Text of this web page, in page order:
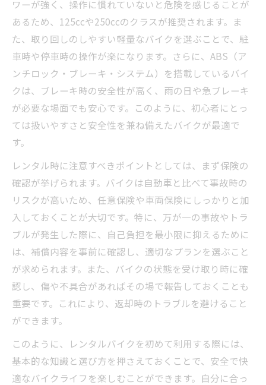
ワーが強く、操作に慣れていないと危険を感じることが
あるため、125ccや250ccのクラスが推奨されます。ま
た、取り回しのしやすい軽量なバイクを選ぶことで、駐
車時や停車時の操作が楽になります。さらに、ABS（ア
ンチロック・ブレーキ・システム）を搭載しているバイ
クは、ブレーキ時の安全性が高く、雨の日や急ブレーキ
が必要な場面でも安心です。このように、初心者にとっ
ては扱いやすさと安全性を兼ね備えたバイクが最適で
す。
レンタル時に注意すべきポイントとしては、まず保険の
確認が挙げられます。バイクは自動車と比べて事故時の
リスクが高いため、任意保険や車両保険にしっかりと加
入しておくことが大切です。特に、万が一の事故やトラ
ブルが発生した際に、自己負担を最小限に抑えるために
は、補償内容を事前に確認し、適切なプランを選ぶこと
が求められます。また、バイクの状態を受け取り時に確
認し、傷や不具合があればその場で報告しておくことも
重要です。これにより、返却時のトラブルを避けること
ができます。
このように、レンタルバイクを初めて利用する際には、
基本的な知識と選び方を押さえておくことで、安全で快
適なバイクライフを楽しむことができます。自分に合っ